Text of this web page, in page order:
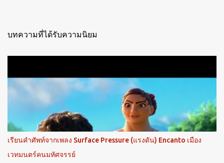
บทความที่ได้รับความนิยม
เรียนคำศัพท์จากเพลง Surface Pressure (แรงดัน) Encanto เมือง
เวทมนตร์คนมหัศจรรย์